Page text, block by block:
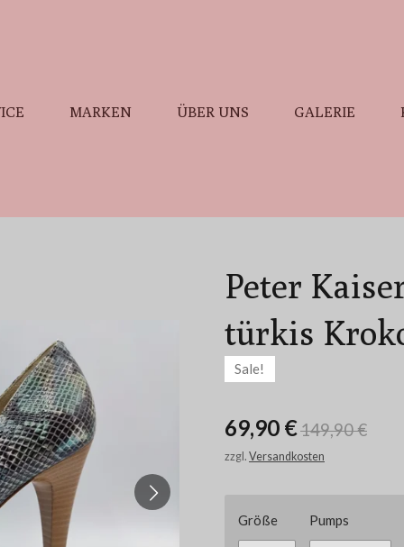
MARKEN ÜBER UNS GALERIE
Peter
türkis
Sale!
69,90 €149,90 €
zzgl. Versandkosten
Größe Pumps